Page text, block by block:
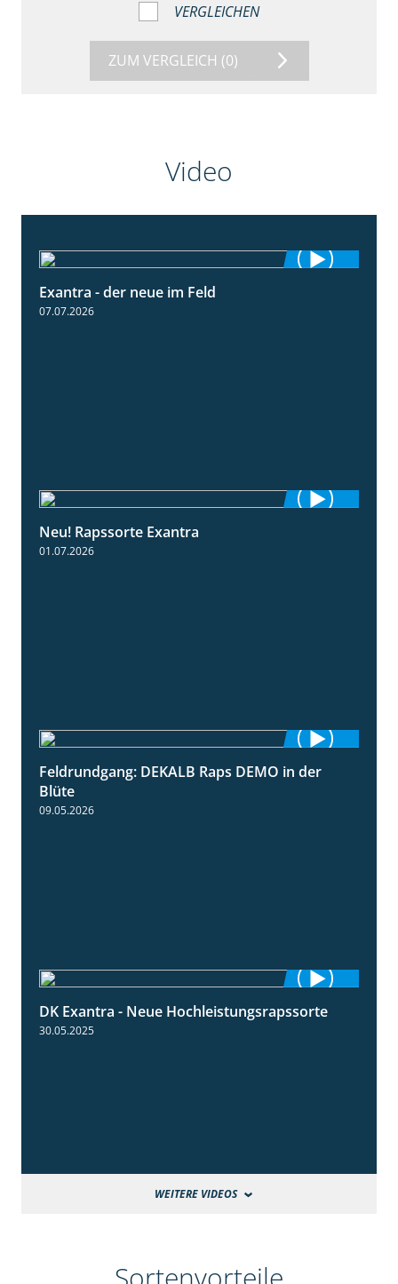
VERGLEICHEN
ZUM VERGLEICH (0)
Video
Exantra - der neue im Feld
07.07.2026
Neu! Rapssorte Exantra
01.07.2026
2:37
Feldrundgang: DEKALB Raps DEMO in der
Blüte
09.05.2026
2:15
DK Exantra - Neue Hochleistungsrapssorte
30.05.2025
WEITERE VIDEOS